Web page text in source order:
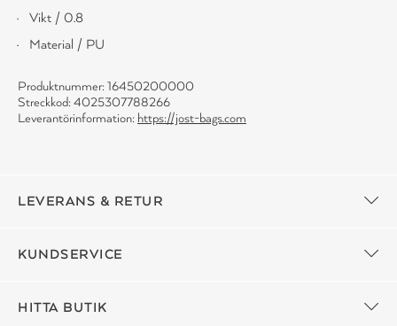
Vikt / 0.8
Material / PU
Produktnummer: 16450200000
Streckkod: 4025307788266
Leverantörinformation: https://jost-bags.com
LEVERANS & RETUR
KUNDSERVICE
HITTA BUTIK